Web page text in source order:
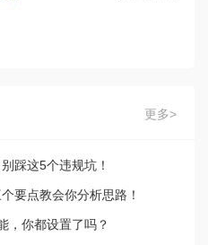
更多>
踩这5个违规坑！
要点教会你分析思路！
，你都设置了吗？